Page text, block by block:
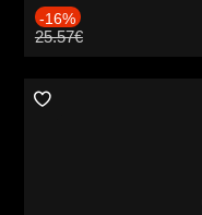
-16%
25.57€